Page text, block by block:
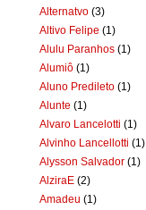
Alternatvo (3)
Altivo Felipe (1)
Alulu Paranhos (1)
Alumiô (1)
Aluno Predileto (1)
Alunte (1)
Alvaro Lancelotti (1)
Alvinho Lancellotti (1)
Alysson Salvador (1)
AlziraE (2)
Amadeu (1)